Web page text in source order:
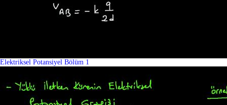
Elektriksel Potansiyel Bölüm 1